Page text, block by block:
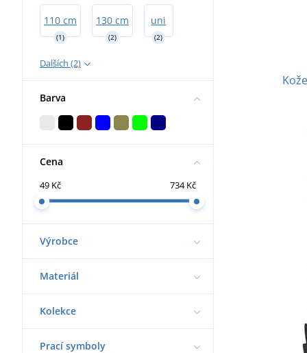
110 cm
(1)
130 cm
(2)
uni
(2)
Dalších (2)
Barva
Cena
49 Kč 734 Kč
Výrobce
Materiál
Kolekce
Prací symboly